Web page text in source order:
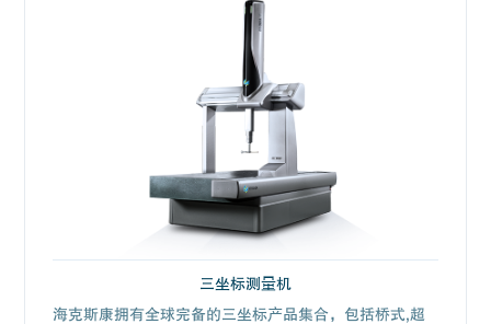
三坐标测量机
海克斯康拥有全球完备的三坐标产品集合，包括桥式,超